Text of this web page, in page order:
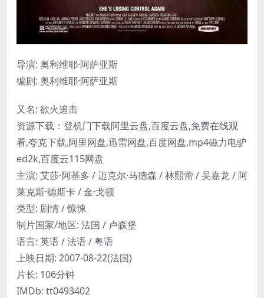
导演: 奥利维耶·阿萨亚斯
编剧: 奥利维耶·阿萨亚斯
又名: 欲火追击
资源下载：登机门下载阿里云盘,百度云盘,免费在线观
看,夸克下载,阿里网盘,迅雷网盘,百度网盘,mp4磁力电驴
ed2k,百度云115网盘
主演: 艾莎·阿基多 / 迈克尔·马德森 / 林熙蕾 / 吴嘉龙 / 阿
莱克斯·德斯卡 / 金·戈顿
类型: 剧情 / 惊悚
制片国家/地区: 法国 / 卢森堡
语言: 英语 / 法语 / 粤语
上映日期: 2007-08-22(法国)
片长: 106分钟
IMDb: tt0493402